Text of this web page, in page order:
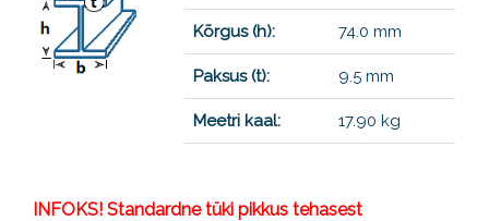
Kõrgus (h): 74.0 mm
Paksus (t): 9.5 mm
Meetri kaal: 17.90 kg
INFOKS! Standardne tüki pikkus tehasest